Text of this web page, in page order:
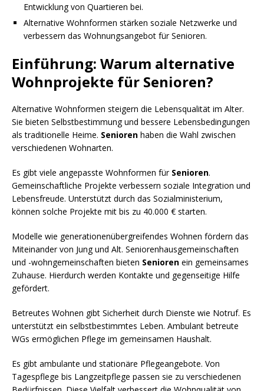
Entwicklung von Quartieren bei.
Alternative Wohnformen stärken soziale Netzwerke und
verbessern das Wohnungsangebot für Senioren.
Einführung: Warum alternative
Wohnprojekte für Senioren?
Alternative Wohnformen steigern die Lebensqualität im Alter.
Sie bieten Selbstbestimmung und bessere Lebensbedingungen
als traditionelle Heime. Senioren haben die Wahl zwischen
verschiedenen Wohnarten.
Es gibt viele angepasste Wohnformen für Senioren.
Gemeinschaftliche Projekte verbessern soziale Integration und
Lebensfreude. Unterstützt durch das Sozialministerium,
können solche Projekte mit bis zu 40.000 € starten.
Modelle wie generationenübergreifendes Wohnen fördern das
Miteinander von Jung und Alt. Seniorenhausgemeinschaften
und -wohngemeinschaften bieten Senioren ein gemeinsames
Zuhause. Hierdurch werden Kontakte und gegenseitige Hilfe
gefördert.
Betreutes Wohnen gibt Sicherheit durch Dienste wie Notruf. Es
unterstützt ein selbstbestimmtes Leben. Ambulant betreute
WGs ermöglichen Pflege im gemeinsamen Haushalt.
Es gibt ambulante und stationäre Pflegeangebote. Von
Tagespflege bis Langzeitpflege passen sie zu verschiedenen